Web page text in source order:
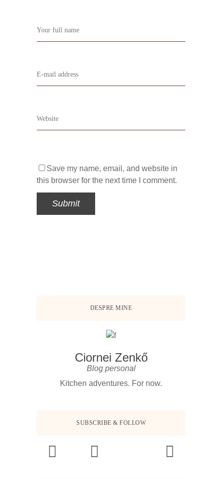
Save my name, email, and website in
this browser for the next time I comment.
DESPRE MINE
Ciornei Zenkő
Blog personal
Kitchen adventures. For now.
SUBSCRIBE & FOLLOW